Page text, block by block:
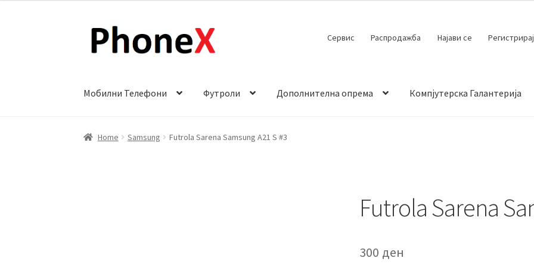
Skip
Skip
Сервис Распродажба Најави се
Мобилни Телефони Футроли Дополнителна опрема Компјутерска Галантерија
Почетна About Sample Page Детали за испорака
Home Samsung Futrola Sarena Samsung A21 S #3
Futrola Sarena
300 ден